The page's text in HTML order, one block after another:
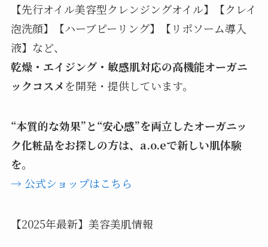
【先行オイル美容型クレンジングオイル】【クレイ
泡洗顔】【ハーブピーリング】【リポソーム導入
液】など、
乾燥・エイジング・敏感肌対応の高機能オーガニ
ックコスメを開発・提供しています。
“本質的な効果”と“安心感”を両立したオーガニッ
ク化粧品をお探しの方は、a.o.eで新しい肌体験
を。
→ 公式ショップはこちら
【2025年最新】美容美肌情報